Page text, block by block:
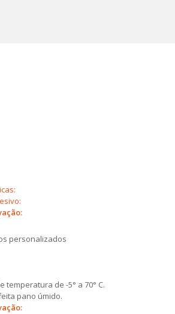
personalizados
temperatura de -5° a 70° C.
pano úmido.